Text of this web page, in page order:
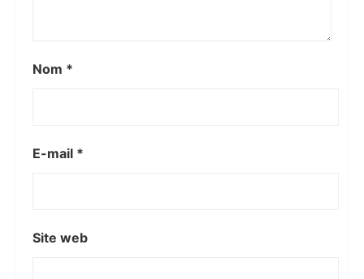
Nom *
E-mail *
Site web